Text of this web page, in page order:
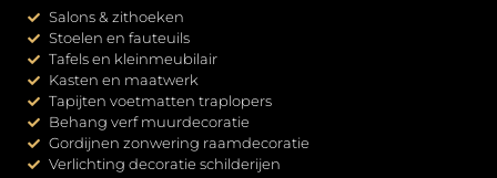
Salons & zithoeken
Stoelen en fauteuils
Tafels en kleinmeubilair
Kasten en maatwerk
Tapijten voetmatten traplopers
Behang verf muurdecoratie
Gordijnen zonwering raamdecoratie
Verlichting decoratie schilderijen